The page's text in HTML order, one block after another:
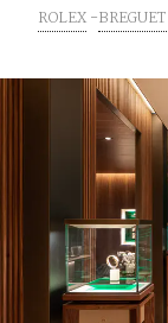
ROLEX BREGUET